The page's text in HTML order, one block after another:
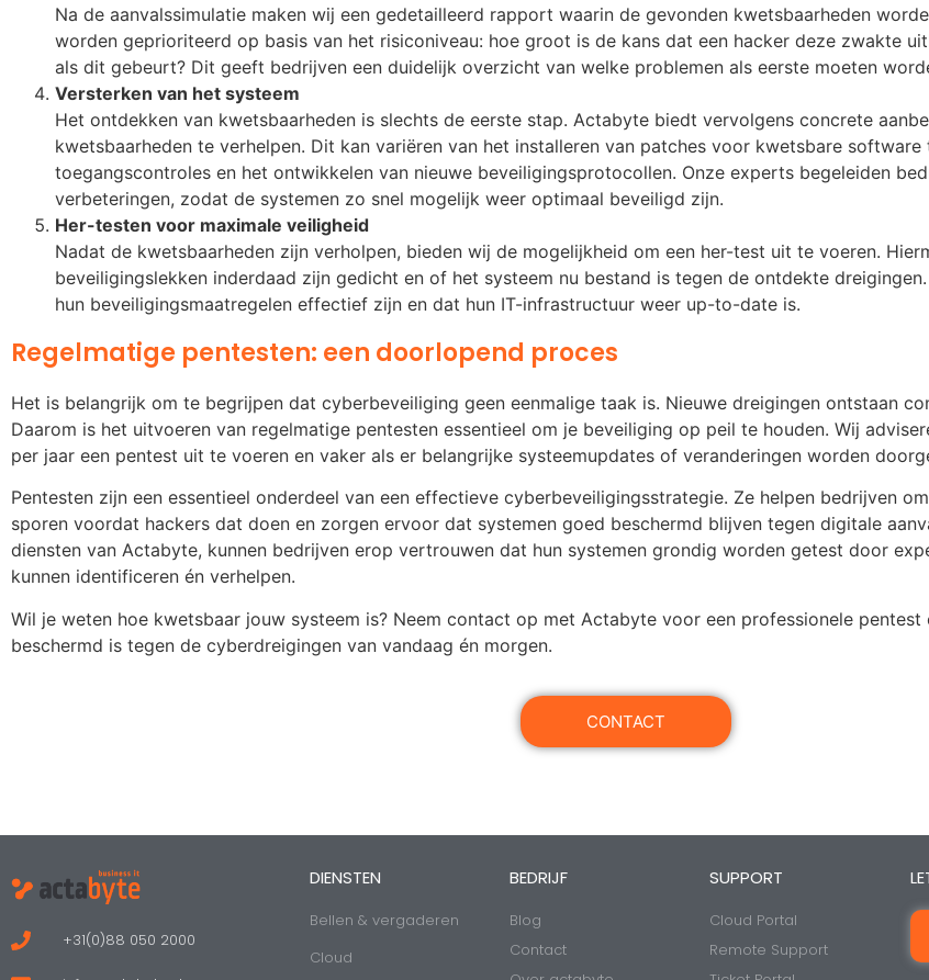
Na de aanvalssimulatie maken wij een gedetailleerd rapport waarin de gevonden kwetsbaarheden
worden geprioriteerd op basis van het risiconiveau: hoe groot is de kans dat een hacker deze zwakte
als dit gebeurt? Dit geeft bedrijven een duidelijk overzicht van welke problemen als eerste moeten
Versterken van het systeem
Het ontdekken van kwetsbaarheden is slechts de eerste stap. Actabyte biedt vervolgens concrete
kwetsbaarheden te verhelpen. Dit kan variëren van het installeren van patches voor kwetsbare
toegangscontroles en het ontwikkelen van nieuwe beveiligingsprotocollen. Onze experts begeleiden
verbeteringen, zodat de systemen zo snel mogelijk weer optimaal beveiligd zijn.
Her-testen voor maximale veiligheid
Nadat de kwetsbaarheden zijn verholpen, bieden wij de mogelijkheid om een her-test uit te voeren.
beveiligingslekken inderdaad zijn gedicht en of het systeem nu bestand is tegen de ontdekte
hun beveiligingsmaatregelen effectief zijn en dat hun IT-infrastructuur weer up-to-date is.
Regelmatige pentesten: een doorlopend proces
Het is belangrijk om te begrijpen dat cyberbeveiliging geen eenmalige taak is. Nieuwe dreigingen ontstaan
Daarom is het uitvoeren van regelmatige pentesten essentieel om je beveiliging op peil te houden. Wij
per jaar een pentest uit te voeren en vaker als er belangrijke systeemupdates of veranderingen worden
Pentesten zijn een essentieel onderdeel van een effectieve cyberbeveiligingsstrategie. Ze helpen bedrijven
sporen voordat hackers dat doen en zorgen ervoor dat systemen goed beschermd blijven tegen digitale
diensten van Actabyte, kunnen bedrijven erop vertrouwen dat hun systemen grondig worden getest door
kunnen identificeren én verhelpen.
Wil je weten hoe kwetsbaar jouw systeem is? Neem contact op met Actabyte voor een professionele
beschermd is tegen de cyberdreigingen van vandaag én morgen.
CONTACT
+31(0)88 050 2000
DIENSTEN
Bellen & vergaderen
Cloud
BEDRIJF
Blog
Contact
SUPPORT
Cloud Portal
Remote Support